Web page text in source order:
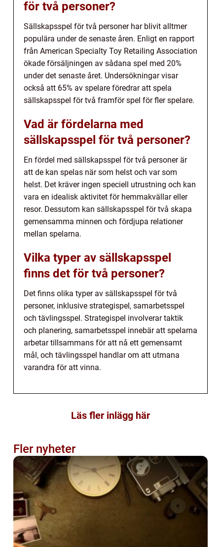
för två personer?
Sällskapsspel för två personer har blivit alltmer
populära under de senaste åren. Enligt en rapport
från American Specialty Toy Retailing Association
ökade försäljningen av sådana spel med 20%
under det senaste året. Undersökningar visar
också att 65% av spelare föredrar att spela
sällskapsspel för två framför spel för fler spelare.
Vad är fördelarna med
sällskapsspel för två personer?
En fördel med sällskapsspel för två personer är
att de kan spelas när som helst och var som
helst. Det kräver ingen speciell utrustning och kan
vara en idealisk aktivitet för hemmakvällar eller
resor. Dessutom kan sällskapsspel för två skapa
gemensamma minnen och fördjupa relationer
mellan spelarna.
Vilka typer av sällskapsspel
finns det för två personer?
Det finns olika typer av sällskapsspel för två
personer, inklusive strategispel, samarbetsspel
och tävlingsspel. Strategispel involverar taktik
och planering, samarbetsspel innebär att spelarna
arbetar tillsammans för att nå ett gemensamt
mål, och tävlingsspel handlar om att utmana
varandra för att vinna.
Läs fler inlägg här
Fler nyheter